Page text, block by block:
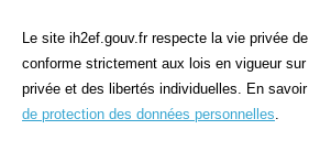
Le site ih2ef.gouv.fr respecte la vie privée
conforme strictement aux lois en vigueur
privée et des libertés individuelles. En
de protection des données personnelles.